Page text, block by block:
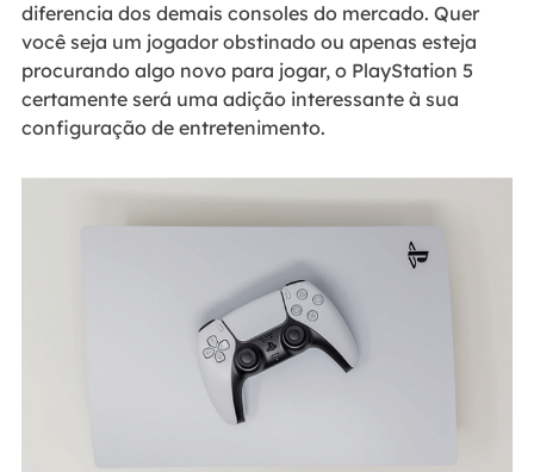
diferencia dos demais consoles do mercado. Quer
você seja um jogador obstinado ou apenas esteja
procurando algo novo para jogar, o PlayStation 5
certamente será uma adição interessante à sua
configuração de entretenimento.